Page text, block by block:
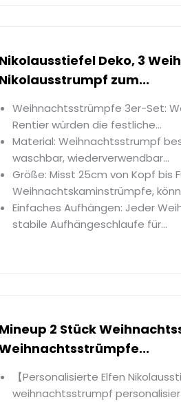
Nikolausstiefel Deko, 3
Nikolausstrumpf zum...
Weihnachtsstrümpfe 3er-Set:
Rentier würden die festliche...
Material: Weihnachtsstrumpf
waschbar, wiederverwendbar...
Größe: Misst 25cm von Kopf bis
Weihnachtskaminstrümpfe,
Einfaches Aufhängen: Jeder
stabile Aufhängeschlaufe für...
Mineup 2 Stück
【Personalisierte Elfen
weihnachtsstrumpf